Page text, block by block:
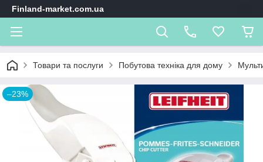
Finland-market.com.ua
Товари та послуги Побутова техніка для дому
–23%